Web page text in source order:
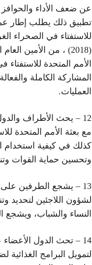
عن ضعف الأداء والحوافز
تطبيق ذلك يطلب إطار
(2018) ، من الأمين
الأمم المتحدة
المشاركة الكاملة
العمليات.
12 – يحث الأطراف
مع بعثة الأمم المتحدة
كذلك في كيفية استخدام
وتحسين حماية القوات
13 – يشجع الطرفين
لشؤون اللاجئين لتحديد
النساء والشباب، ويشجع
14 – تحث الدول
لتمويل البرامج الغذائية